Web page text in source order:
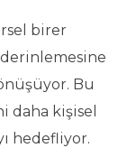
birer
derinlemesine
Bu
daha kişisel
hedefliyor.